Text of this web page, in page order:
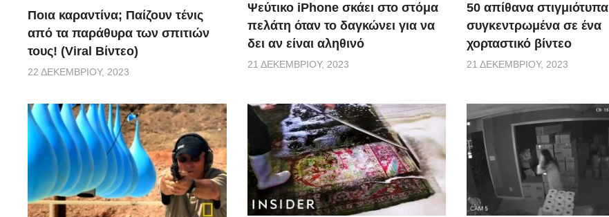
Ποια καραντίνα; Παίζουν τένις
από τα παράθυρα των σπιτιών
τους! (Viral Βίντεο)
22 ΔΕΚΕΜΒΡΊΟΥ, 2023
Ψεύτικο iPhone σκάει στο στόμα
πελάτη όταν το δαγκώνει για να
δει αν είναι αληθινό
21 ΔΕΚΕΜΒΡΊΟΥ, 2023
50 απίθανα στιγμιότυπα
συγκεντρωμένα σε ένα
χορταστικό βίντεο
21 ΔΕΚΕΜΒΡΊΟΥ, 2023